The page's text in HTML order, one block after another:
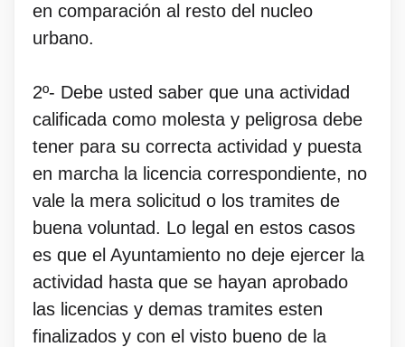
en comparación al resto del nucleo
urbano.
2º- Debe usted saber que una actividad
calificada como molesta y peligrosa debe
tener para su correcta actividad y puesta
en marcha la licencia correspondiente, no
vale la mera solicitud o los tramites de
buena voluntad. Lo legal en estos casos
es que el Ayuntamiento no deje ejercer la
actividad hasta que se hayan aprobado
las licencias y demas tramites esten
finalizados y con el visto bueno de la